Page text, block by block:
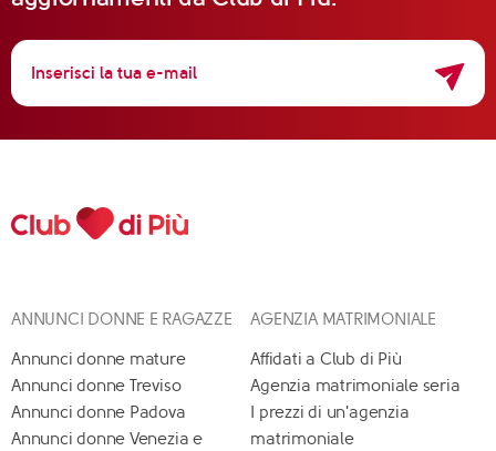
ANNUNCI DONNE E RAGAZZE
Annunci donne mature
Annunci donne Treviso
Annunci donne Padova
Annunci donne Venezia e
AGENZIA MATRIMONIALE
Affidati a Club di Più
Agenzia matrimoniale seria
I prezzi di un'agenzia
matrimoniale